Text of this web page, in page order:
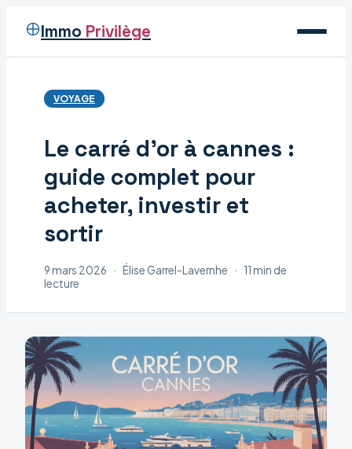
Immo Privilège
Voyage
Maison
Déco
VOYAGE
Le carré d’or à cannes :
guide complet pour
acheter, investir et
sortir
9 mars 2026 · Élise Garrel-Lavernhe · 11 min de
lecture